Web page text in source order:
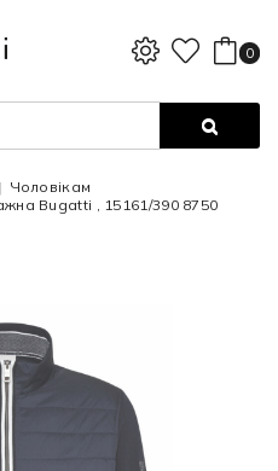
0
Чоловікам
Bugatti , 15161/390 8750